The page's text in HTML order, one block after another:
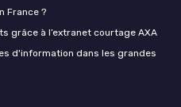
France ?
grâce à l’extranet courtage AXA
d'information dans les grandes